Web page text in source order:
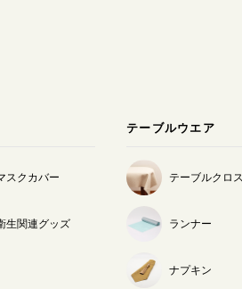
スクカバー
生関連グッズ
テーブルウエア
テーブルクロス
ランナー
ナプキン